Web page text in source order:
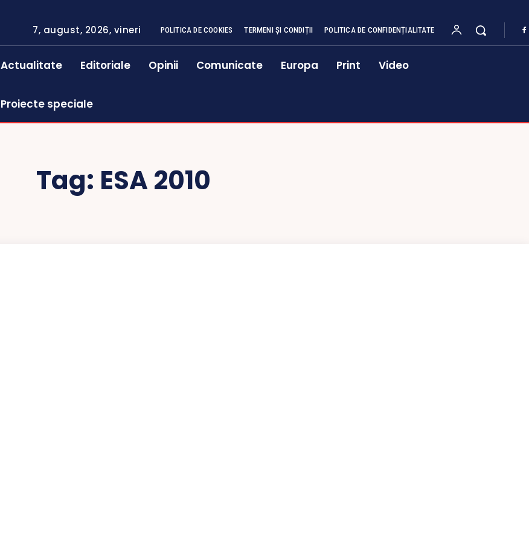
7, august, 2026, vineri POLITICA DE COOKIES TERMENI ȘI CONDIȚII POLITICA DE CONFIDENȚIALITATE
Actualitate Editoriale Opinii Comunicate Europa Print Video
Proiecte speciale
Tag: ESA 2010